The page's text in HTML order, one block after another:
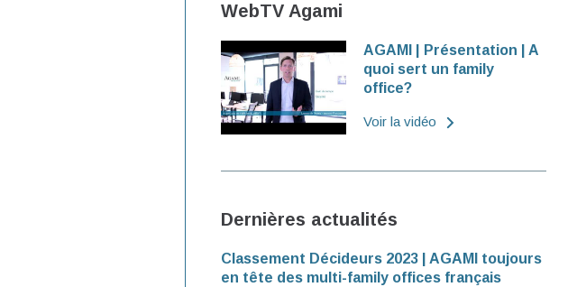
WebTV Agami
AGAMI | Présentation | A
quoi sert un family
office?
Voir la vidéo
Dernières actualités
Classement Décideurs 2023 | AGAMI toujours
en tête des multi-family offices français